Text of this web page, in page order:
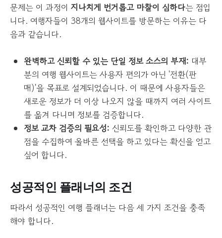
문제는 이 과정이 지나치게 번거롭고 마찰이 심하다는 점입
니다. 여행자들이 38개의 웹사이트를 방문하는 이유는 다
음과 같습니다.
완벽하고 신뢰할 수 있는 단일 정보 소스의 부재: 대부
분의 여행 웹사이트는 사용자 편의가 아닌 '전환(판
매)'을 목표로 설계되었습니다. 이 때문에 사용자들은
새로운 정보가 더 이상 나오지 않을 때까지 여러 사이트
를 옮겨 다니며 정보를 검증합니다.
정보 교차 검증의 필요성: 신뢰도를 확인하고 다양한 관
점을 수집하여 올바른 선택을 하고 있다는 확신을 얻고
싶어 합니다.
성공적인 플래너의 조건
따라서 성공적인 여행 플래너는 다음 세 가지 조건을 충족
해야 합니다.